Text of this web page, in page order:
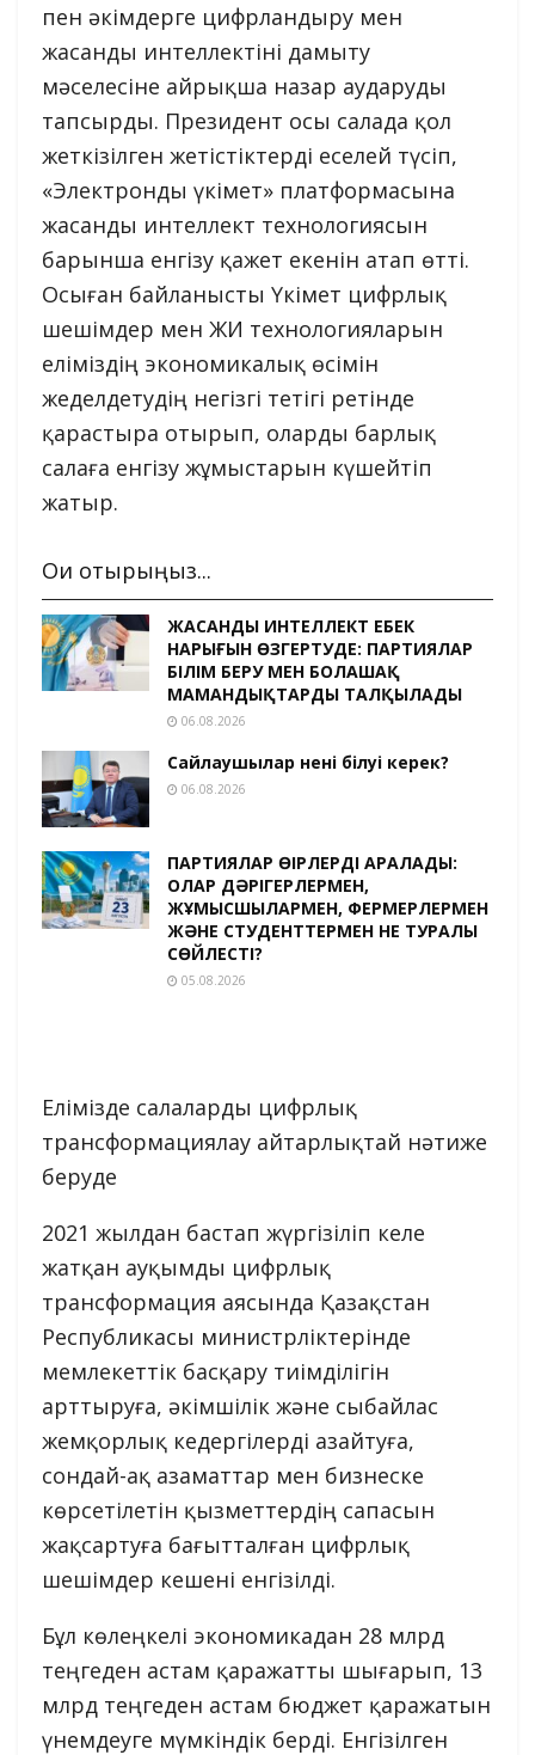
пен әкімдерге цифрландыру мен
жасанды интеллектіні дамыту
мәселесіне айрықша назар аударуды
тапсырды. Президент осы салада қол
жеткізілген жетістіктерді еселей түсіп,
«Электронды үкімет» платформасына
жасанды интеллект технологиясын
барынша енгізу қажет екенін атап өтті.
Осыған байланысты Үкімет цифрлық
шешімдер мен ЖИ технологияларын
еліміздің экономикалық өсімін
жеделдетудің негізгі тетігі ретінде
қарастыра отырып, оларды барлық
салаға енгізу жұмыстарын күшейтіп
жатыр.
Оқи отырыңыз...
ЖАСАНДЫ ИНТЕЛЛЕКТ ЕҢБЕК
НАРЫҒЫН ӨЗГЕРТУДЕ: ПАРТИЯЛАР
БІЛІМ БЕРУ МЕН БОЛАШАҚ
МАМАНДЫҚТАРДЫ ТАЛҚЫЛАДЫ
06.08.2026
Сайлаушылар нені білуі керек?
06.08.2026
ПАРТИЯЛАР ӨҢІРЛЕРДІ АРАЛАДЫ:
ОЛАР ДӘРІГЕРЛЕРМЕН,
ЖҰМЫСШЫЛАРМЕН, ФЕРМЕРЛЕРМЕН
ЖӘНЕ СТУДЕНТТЕРМЕН НЕ ТУРАЛЫ
СӨЙЛЕСТІ?
05.08.2026
Елімізде салаларды цифрлық
трансформациялау айтарлықтай нәтиже
беруде
2021 жылдан бастап жүргізіліп келе
жатқан ауқымды цифрлық
трансформация аясында Қазақстан
Республикасы министрліктерінде
мемлекеттік басқару тиімділігін
арттыруға, әкімшілік және сыбайлас
жемқорлық кедергілерді азайтуға,
сондай-ақ азаматтар мен бизнеске
көрсетілетін қызметтердің сапасын
жақсартуға бағытталған цифрлық
шешімдер кешені енгізілді.
Бұл көлеңкелі экономикадан 28 млрд
теңгеден астам қаражатты шығарып, 13
млрд теңгеден астам бюджет қаражатын
үнемдеуге мүмкіндік берді. Енгізілген